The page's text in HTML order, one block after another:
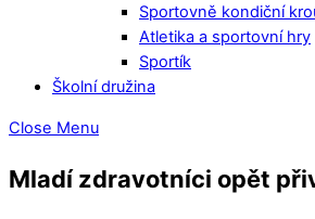
Sportovně kondiční
Atletika a sportovní hry
Sportík
Školní družina
Close Menu
Mladí zdravotníci opět